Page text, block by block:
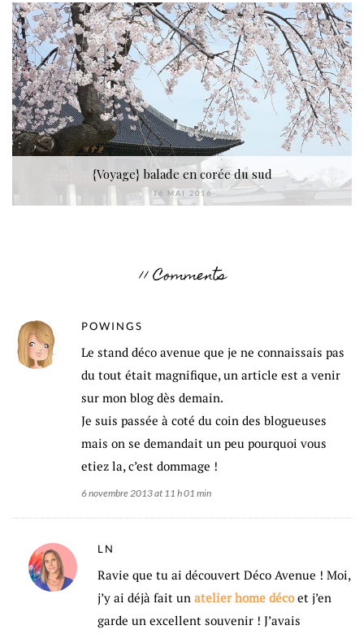
{Voyage} balade en corée du sud
16 MAI 2016
11 Comments
POWINGS
Le stand déco avenue que je ne connaissais pas
du tout était magnifique, un article est a venir
sur mon blog dès demain.
Je suis passée à coté du coin des blogueuses
mais on se demandait un peu pourquoi vous
etiez la, c’est dommage !
6 novembre 2013 at 11 h 01 min
LN
Ravie que tu ai découvert Déco Avenue ! Moi,
j’y ai déjà fait un atelier home décoet j’en
garde un excellent souvenir ! J’avais